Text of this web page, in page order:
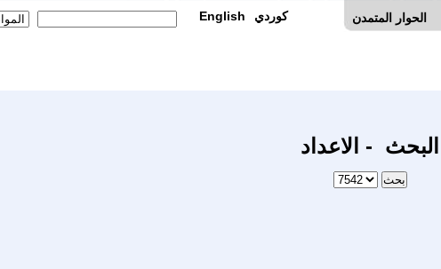
الحوار المتمدن English كوردي
البحث - الاعداد